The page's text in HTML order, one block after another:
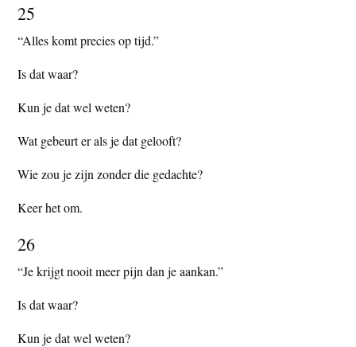
25
“Alles komt precies op tijd.”
Is dat waar?
Kun je dat wel weten?
Wat gebeurt er als je dat gelooft?
Wie zou je zijn zonder die gedachte?
Keer het om.
26
“Je krijgt nooit meer pijn dan je aankan.”
Is dat waar?
Kun je dat wel weten?